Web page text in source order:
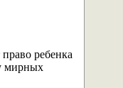
ребенка
мирных